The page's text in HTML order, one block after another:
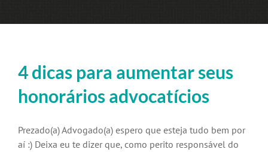
4 dicas para aumentar seus
honorários advocatícios
Prezado(a) Advogado(a) espero que esteja tudo bem por
aí :) Deixa eu te dizer que, como perito responsável do